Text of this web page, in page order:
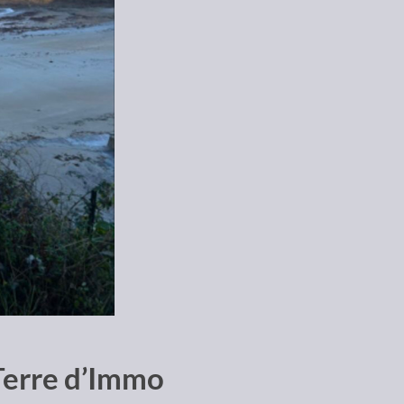
d’Immo